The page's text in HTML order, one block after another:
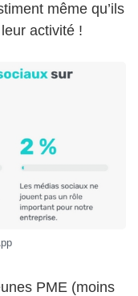
même qu’ils
activité !
PME (moins